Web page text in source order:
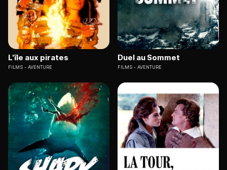
L'île aux pirates
FILMS AVENTURE
Duel au Sommet
FILMS AVENTURE